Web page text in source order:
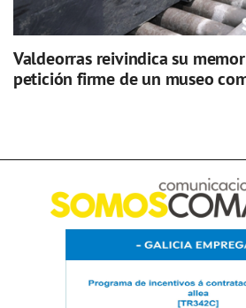
Valdeorras reivindica su
petición firme de un museo